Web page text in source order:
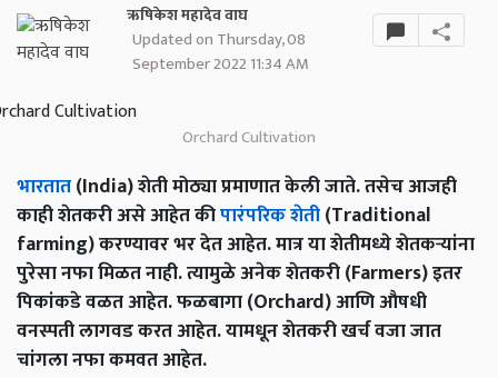
ऋषिकेश महादेव वाघ
Updated on Thursday, 08
September 2022 11:34 AM
Orchard Cultivation
भारतात(India) शेती मोठ्या प्रमाणात केली जाते. तसेच आजही
काही शेतकरी असे आहेत कीपारंपरिक शेती(Traditional
farming) करण्यावर भर देत आहेत. मात्र या शेतीमध्ये शेतकऱ्यांना
पुरेसा नफा मिळत नाही. त्यामुळे अनेक शेतकरी (Farmers) इतर
पिकांकडे वळत आहेत. फळबागा (Orchard) आणि औषधी
वनस्पती लागवड करत आहेत. यामधून शेतकरी खर्च वजा जात
चांगला नफा कमवत आहेत.